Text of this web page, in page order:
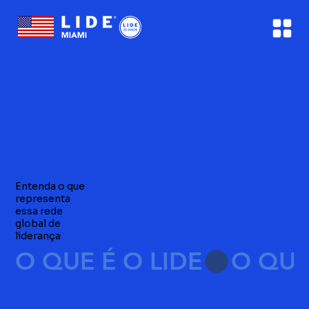
O QUE É O LIDE
Entenda o que
representa
essa rede
global de
liderança